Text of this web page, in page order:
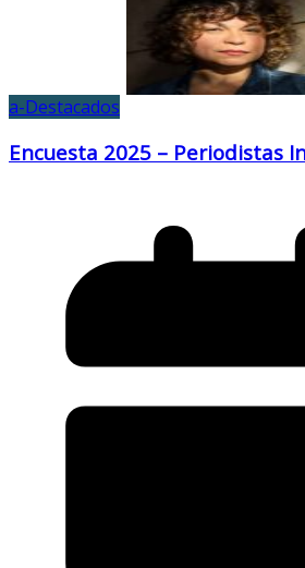
a-Destacados
Encuesta 2025 – Periodistas